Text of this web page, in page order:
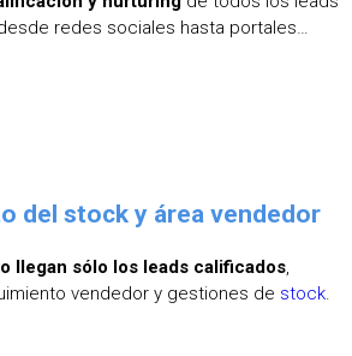
redes sociales hasta portales…
del stock y área vendedor
llegan sólo los leads calificados,
vendedor y gestiones de stock.